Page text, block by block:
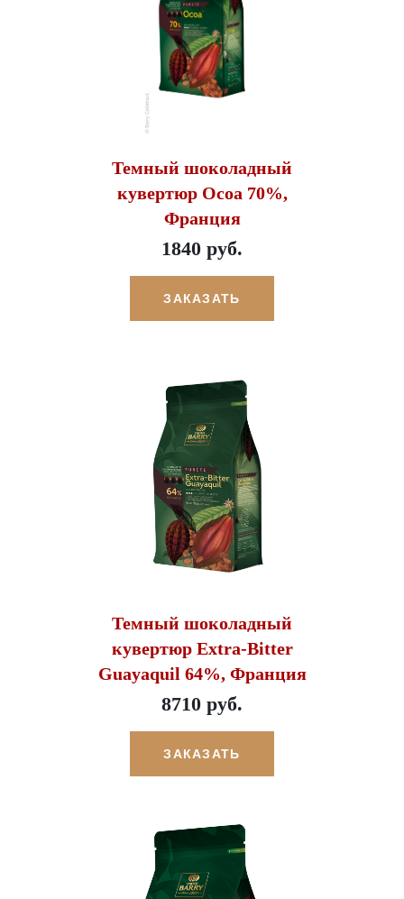
Темный шоколадный
кувертюр Ocoa 70%,
Франция
1840 руб.
ЗАКАЗАТЬ
Темный шоколадный
кувертюр Extra-Bitter
Guayaquil 64%, Франция
8710 руб.
ЗАКАЗАТЬ